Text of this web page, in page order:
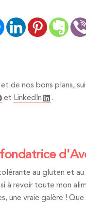
de nos bons plans,
et LinkedIn .
au gluten et
à revoir toute mon
une vraie galère !